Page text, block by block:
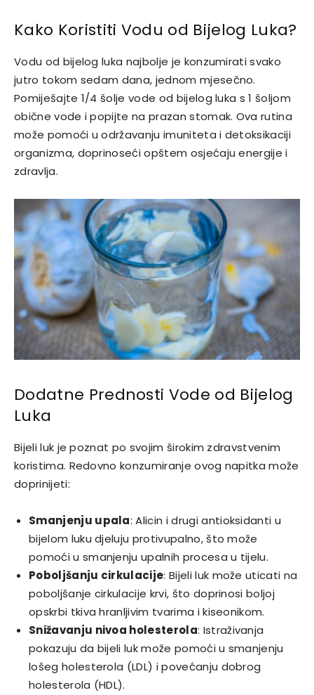
Kako Koristiti Vodu od Bijelog Luka?
Vodu od bijelog luka najbolje je konzumirati svako
jutro tokom sedam dana, jednom mjesečno.
Pomiješajte 1/4 šolje vode od bijelog luka s 1 šoljom
obične vode i popijte na prazan stomak. Ova rutina
može pomoći u održavanju imuniteta i detoksikaciji
organizma, doprinoseći opštem osjećaju energije i
zdravlja.
Dodatne Prednosti Vode od Bijelog
Luka
Bijeli luk je poznat po svojim širokim zdravstvenim
koristima. Redovno konzumiranje ovog napitka može
doprinijeti:
Smanjenju upala: Alicin i drugi antioksidanti u
bijelom luku djeluju protivupalno, što može
pomoći u smanjenju upalnih procesa u tijelu.
Poboljšanju cirkulacije: Bijeli luk može uticati na
poboljšanje cirkulacije krvi, što doprinosi boljoj
opskrbi tkiva hranljivim tvarima i kiseonikom.
Snižavanju nivoa holesterola: Istraživanja
pokazuju da bijeli luk može pomoći u smanjenju
lošeg holesterola (LDL) i povećanju dobrog
holesterola (HDL).